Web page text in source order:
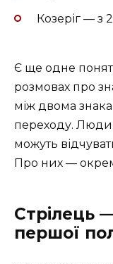
Козеріг — з
Є ще одне
розмовах про
між двома
переходу.
можуть
Про них —
Стрілець
першої